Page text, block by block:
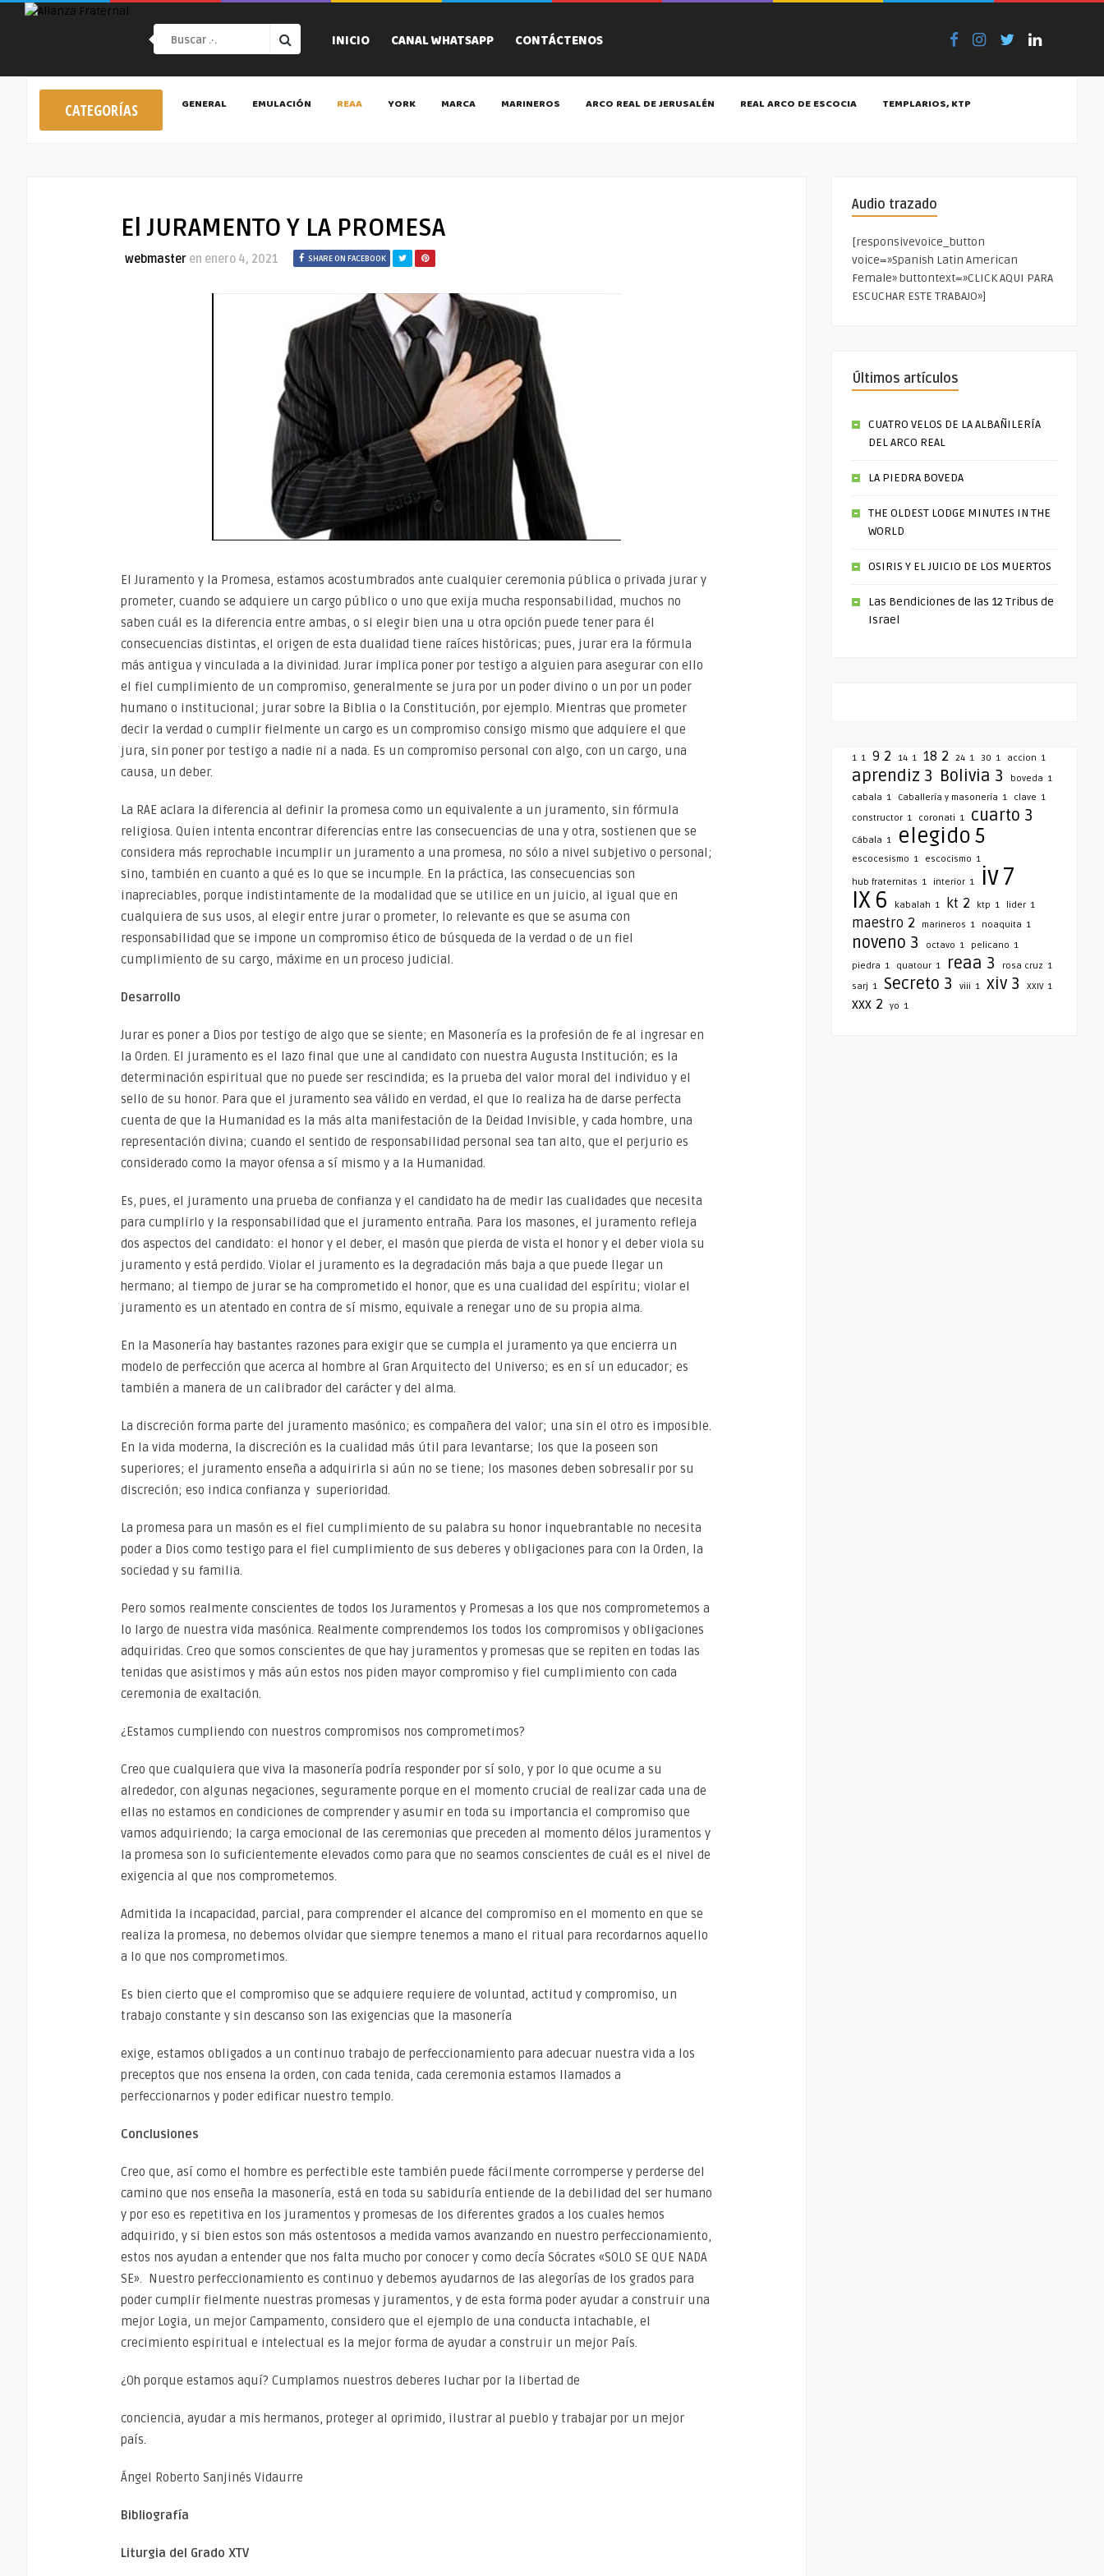
INICIO CANAL WHATSAPP CONTÁCTENOS
CATEGORÍAS GENERAL EMULACIÓN REAA YORK MARCA MARINEROS ARCO REAL DE JERUSALÉN REAL ARCO DE ESCOCIA TEMPLARIOS, KTP
El JURAMENTO Y LA PROMESA
webmaster en enero 4, 2021 SHARE ON FACEBOOK
El Juramento y la Promesa, estamos acostumbrados ante cualquier ceremonia pública o privada jurar y
prometer, cuando se adquiere un cargo público o uno que exija mucha responsabilidad, muchos no
saben cuál es la diferencia entre ambas, o si elegir bien una u otra opción puede tener para él
consecuencias distintas, el origen de esta dualidad tiene raíces históricas; pues, jurar era la fórmula
más antigua y vinculada a la divinidad. Jurar implica poner por testigo a alguien para asegurar con ello
el fiel cumplimiento de un compromiso, generalmente se jura por un poder divino o un por un poder
humano o institucional; jurar sobre la Biblia o la Constitución, por ejemplo. Mientras que prometer
decir la verdad o cumplir fielmente un cargo es un compromiso consigo mismo que adquiere el que
jura, sin poner por testigo a nadie ni a nada. Es un compromiso personal con algo, con un cargo, una
causa, un deber.
La RAE aclara la diferencia al definir la promesa como un equivalente a un juramento, sin fórmula
religiosa. Quien intenta encontrar diferencias entre las consecuencias de una y otra, sostienen que se
considera más reprochable incumplir un juramento a una promesa, no sólo a nivel subjetivo o personal;
sino, también en cuanto a qué es lo que se incumple. En la práctica, las consecuencias son
inapreciables, porque indistintamente de la modalidad que se utilice en un juicio, al igual que en
cualquiera de sus usos, al elegir entre jurar o prometer, lo relevante es que se asuma con
responsabilidad que se impone un compromiso ético de búsqueda de la verdad o de un fiel
cumplimiento de su cargo, máxime en un proceso judicial.
Desarrollo
Jurar es poner a Dios por testigo de algo que se siente; en Masonería es la profesión de fe al ingresar en
la Orden. El juramento es el lazo final que une al candidato con nuestra Augusta Institución; es la
determinación espiritual que no puede ser rescindida; es la prueba del valor moral del individuo y el
sello de su honor. Para que el juramento sea válido en verdad, el que lo realiza ha de darse perfecta
cuenta de que la Humanidad es la más alta manifestación de la Deidad Invisible, y cada hombre, una
representación divina; cuando el sentido de responsabilidad personal sea tan alto, que el perjurio es
considerado como la mayor ofensa a sí mismo y a la Humanidad.
Es, pues, el juramento una prueba de confianza y el candidato ha de medir las cualidades que necesita
para cumplirlo y la responsabilidad que el juramento entraña. Para los masones, el juramento refleja
dos aspectos del candidato: el honor y el deber, el masón que pierda de vista el honor y el deber viola su
juramento y está perdido. Violar el juramento es la degradación más baja a que puede llegar un
hermano; al tiempo de jurar se ha comprometido el honor, que es una cualidad del espíritu; violar el
juramento es un atentado en contra de sí mismo, equivale a renegar uno de su propia alma.
En la Masonería hay bastantes razones para exigir que se cumpla el juramento ya que encierra un
modelo de perfección que acerca al hombre al Gran Arquitecto del Universo; es en sí un educador; es
también a manera de un calibrador del carácter y del alma.
La discreción forma parte del juramento masónico; es compañera del valor; una sin el otro es imposible.
En la vida moderna, la discreción es la cualidad más útil para levantarse; los que la poseen son
superiores; el juramento enseña a adquirirla si aún no se tiene; los masones deben sobresalir por su
discreción; eso indica confianza y superioridad.
La promesa para un masón es el fiel cumplimiento de su palabra su honor inquebrantable no necesita
poder a Dios como testigo para el fiel cumplimiento de sus deberes y obligaciones para con la Orden, la
sociedad y su familia.
Pero somos realmente conscientes de todos los Juramentos y Promesas a los que nos comprometemos a
lo largo de nuestra vida masónica. Realmente comprendemos los todos los compromisos y obligaciones
adquiridas. Creo que somos conscientes de que hay juramentos y promesas que se repiten en todas las
tenidas que asistimos y más aún estos nos piden mayor compromiso y fiel cumplimiento con cada
ceremonia de exaltación.
¿Estamos cumpliendo con nuestros compromisos nos comprometimos?
Creo que cualquiera que viva la masonería podría responder por sí solo, y por lo que ocume a su
alrededor, con algunas negaciones, seguramente porque en el momento crucial de realizar cada una de
ellas no estamos en condiciones de comprender y asumir en toda su importancia el compromiso que
vamos adquiriendo; la carga emocional de las ceremonias que preceden al momento délos juramentos y
la promesa son lo suficientemente elevados como para que no seamos conscientes de cuál es el nivel de
exigencia al que nos comprometemos.
Admitida la incapacidad, parcial, para comprender el alcance del compromiso en el momento en que se
realiza la promesa, no debemos olvidar que siempre tenemos a mano el ritual para recordarnos aquello
a lo que nos comprometimos.
Es bien cierto que el compromiso que se adquiere requiere de voluntad, actitud y compromiso, un
trabajo constante y sin descanso son las exigencias que la masonería
exige, estamos obligados a un continuo trabajo de perfeccionamiento para adecuar nuestra vida a los
preceptos que nos ensena la orden, con cada tenida, cada ceremonia estamos llamados a
perfeccionarnos y poder edificar nuestro templo.
Conclusiones
Creo que, así como el hombre es perfectible este también puede fácilmente corromperse y perderse del
camino que nos enseña la masonería, está en toda su sabiduría entiende de la debilidad del ser humano
y por eso es repetitiva en los juramentos y promesas de los diferentes grados a los cuales hemos
adquirido, y si bien estos son más ostentosos a medida vamos avanzando en nuestro perfeccionamiento,
estos nos ayudan a entender que nos falta mucho por conocer y como decía Sócrates «SOLO SE QUE NADA
SE». Nuestro perfeccionamiento es continuo y debemos ayudarnos de las alegorías de los grados para
poder cumplir fielmente nuestras promesas y juramentos, y de esta forma poder ayudar a construir una
mejor Logia, un mejor Campamento, considero que el ejemplo de una conducta intachable, el
crecimiento espiritual e intelectual es la mejor forma de ayudar a construir un mejor País.
¿Oh porque estamos aquí? Cumplamos nuestros deberes luchar por la libertad de
conciencia, ayudar a mis hermanos, proteger al oprimido, ilustrar al pueblo y trabajar por un mejor
país.
Ángel Roberto Sanjinés Vidaurre
Bibliografía
Liturgia del Grado XTV
Audio trazado
[responsivevoice_button
voice=»Spanish Latin American
Female» buttontext=»CLICK AQUI PARA
ESCUCHAR ESTE TRABAJO»]
Últimos artículos
CUATRO VELOS DE LA ALBAÑILERÍA
DEL ARCO REAL
LA PIEDRA BOVEDA
THE OLDEST LODGE MINUTES IN THE
WORLD
OSIRIS Y EL JUICIO DE LOS MUERTOS
Las Bendiciones de las 12 Tribus de
Israel
1 1 9 2 14 1 18 2 24 1 30 1 accion 1
aprendiz 3 Bolivia 3 boveda 1
cabala 1 Caballería y masonería 1 clave 1
constructor 1 coronati 1 cuarto 3
Cábala 1 elegido5
escocesismo 1 escocismo 1
hub fraternitas 1 interior 1 iv7
IX 6 kabalah 1 kt 2 ktp 1 lider 1
maestro 2 marineros 1 noaquita 1
noveno 3 octavo 1 pelicano 1
piedra 1 quatour 1 reaa 3 rosa cruz 1
sarj 1 Secreto 3 viii 1 xiv 3 XXIV 1
xxx 2 yo 1